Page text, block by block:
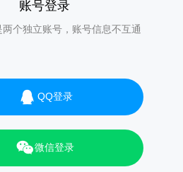
账号登录
个独立账号，账号信息不互通
QQ登录
微信登录